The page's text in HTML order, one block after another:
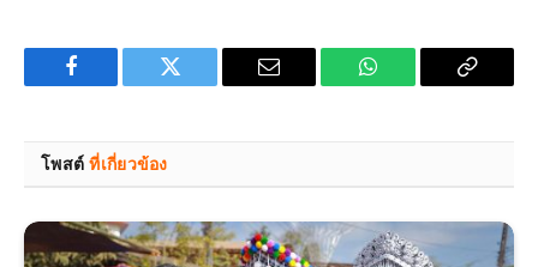
Facebook Twitter Email WhatsApp Copy
โพสต์ที่เกี่ยวข้อง